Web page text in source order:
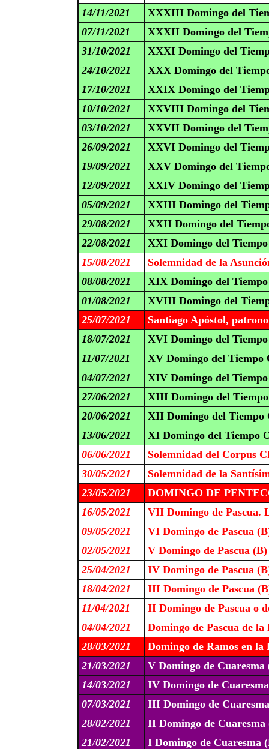
14/11/2021
XXXIII Domingo del
07/11/2021
XXXII Domingo del
31/10/2021
XXXI Domingo del
24/10/2021
XXX Domingo del
17/10/2021
XXIX Domingo del
10/10/2021
XXVIII Domingo del
03/10/2021
XXVII Domingo del
26/09/2021
XXVI Domingo del
19/09/2021
XXV Domingo del
12/09/2021
XXIV Domingo del
05/09/2021
XXIII Domingo del
29/08/2021
XXII Domingo del
22/08/2021
XXI Domingo del
15/08/2021
Solemnidad de la
08/08/2021
XIX Domingo del
01/08/2021
XVIII Domingo del
25/07/2021
Santiago Apóstol,
18/07/2021
XVI Domingo del
11/07/2021
XV Domingo del
04/07/2021
XIV Domingo del
27/06/2021
XIII Domingo del
20/06/2021
XII Domingo del Tiempo
13/06/2021
XI Domingo del Tiempo
06/06/2021
Solemnidad del Corpus
30/05/2021
Solemnidad de la
23/05/2021
DOMINGO DE
16/05/2021
VII Domingo de Pascua.
09/05/2021
VI Domingo de Pascua
02/05/2021
V Domingo de Pascua (B)
25/04/2021
IV Domingo de Pascua
18/04/2021
III Domingo de Pascua
11/04/2021
II Domingo de Pascua o
04/04/2021
Domingo de Pascua de
28/03/2021
Domingo de Ramos en la
21/03/2021
V Domingo de Cuaresma
14/03/2021
IV Domingo de
07/03/2021
III Domingo de
28/02/2021
II Domingo de Cuaresma
21/02/2021
I Domingo de Cuaresma